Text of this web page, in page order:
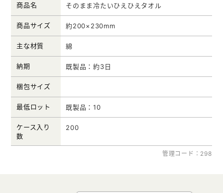
ノベルティグッズ本舗
商品名 そのまま冷たいひえひえタオル
商品サイズ 約200×230mm
主な材質 綿
納期 既製品：約3日
梱包サイズ
最低ロット 既製品：10
ケース入り
数
200
管理コード：298